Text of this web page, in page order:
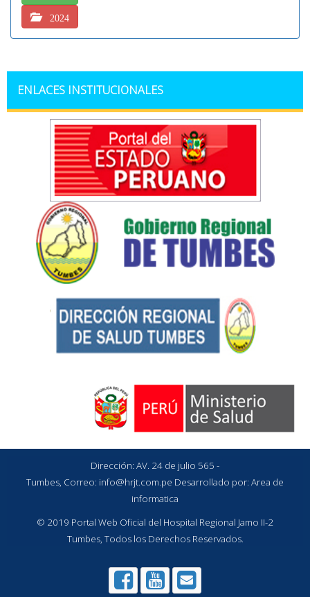
ENLACES INSTITUCIONALES
Dirección: AV. 24 de julio 565 -
Tumbes, Correo: info@hrjt.com.pe Desarrollado por: Area de
informatica
© 2019 Portal Web Oficial del Hospital Regional Jamo II-2
Tumbes, Todos los Derechos Reservados.